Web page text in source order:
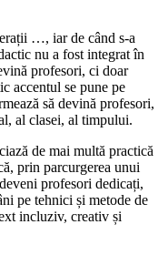
…, iar de când s-a
nu a fost integrat în
profesori, ci doar
accentul se pune pe
să devină profesori,
al clasei, al timpului.
de mai multă practică
prin parcurgerea unui
profesori dedicați,
pe tehnici și metode de
incluziv, creativ și